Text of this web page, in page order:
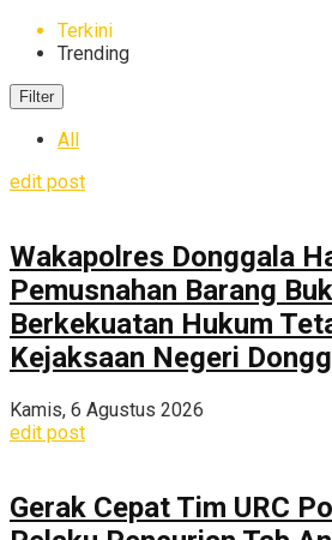
Terkini
Trending
Filter
All
edit post
Wakapolres Donggala
Pemusnahan Barang
Berkekuatan Hukum
Kejaksaan Negeri
Kamis, 6 Agustus 2026
edit post
Gerak Cepat Tim URC